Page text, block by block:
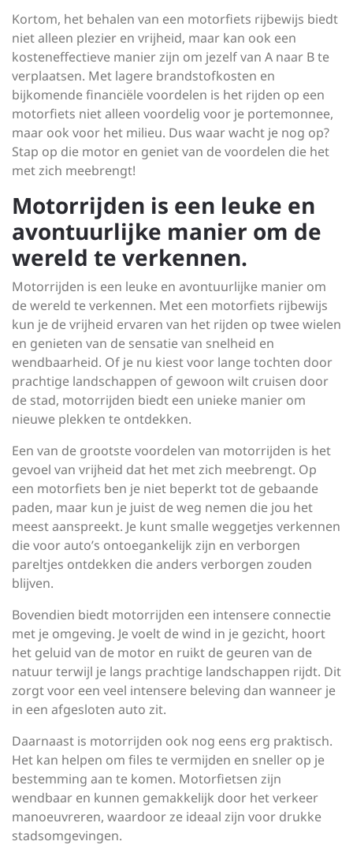
Kortom, het behalen van een motorfiets rijbewijs biedt
niet alleen plezier en vrijheid, maar kan ook een
kosteneffectieve manier zijn om jezelf van A naar B te
verplaatsen. Met lagere brandstofkosten en
bijkomende financiële voordelen is het rijden op een
motorfiets niet alleen voordelig voor je portemonnee,
maar ook voor het milieu. Dus waar wacht je nog op?
Stap op die motor en geniet van de voordelen die het
met zich meebrengt!
Motorrijden is een leuke en
avontuurlijke manier om de
wereld te verkennen.
Motorrijden is een leuke en avontuurlijke manier om
de wereld te verkennen. Met een motorfiets rijbewijs
kun je de vrijheid ervaren van het rijden op twee wielen
en genieten van de sensatie van snelheid en
wendbaarheid. Of je nu kiest voor lange tochten door
prachtige landschappen of gewoon wilt cruisen door
de stad, motorrijden biedt een unieke manier om
nieuwe plekken te ontdekken.
Een van de grootste voordelen van motorrijden is het
gevoel van vrijheid dat het met zich meebrengt. Op
een motorfiets ben je niet beperkt tot de gebaande
paden, maar kun je juist de weg nemen die jou het
meest aanspreekt. Je kunt smalle weggetjes verkennen
die voor auto’s ontoegankelijk zijn en verborgen
pareltjes ontdekken die anders verborgen zouden
blijven.
Bovendien biedt motorrijden een intensere connectie
met je omgeving. Je voelt de wind in je gezicht, hoort
het geluid van de motor en ruikt de geuren van de
natuur terwijl je langs prachtige landschappen rijdt. Dit
zorgt voor een veel intensere beleving dan wanneer je
in een afgesloten auto zit.
Daarnaast is motorrijden ook nog eens erg praktisch.
Het kan helpen om files te vermijden en sneller op je
bestemming aan te komen. Motorfietsen zijn
wendbaar en kunnen gemakkelijk door het verkeer
manoeuvreren, waardoor ze ideaal zijn voor drukke
stadsomgevingen.